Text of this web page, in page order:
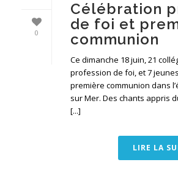
0
Célébration
de foi et
communion
Ce dimanche 18 juin, 21
profession de foi, et 7
première communion dans
sur Mer. Des chants appris
[...]
LIRE LA